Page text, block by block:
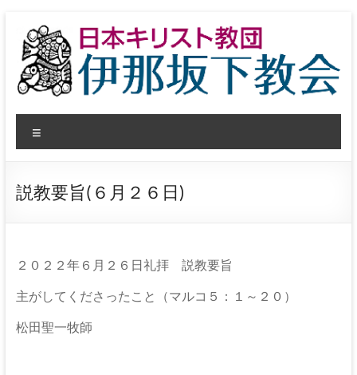
ス
ッ
日
本
キ
リ
ト
教
団
ニ
ー
説教要旨(６月２６日)
２０２２年６月２６日礼拝 説教要旨
主がしてくださったこと（マルコ５：１～２０）
松田聖一牧師